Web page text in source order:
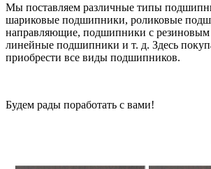
Мы поставляем различные типы
шариковые подшипники, роликовые
направляющие, подшипники с
линейные подшипники и т. д. Здесь
приобрести все виды подшипников.
Будем рады поработать с вами!